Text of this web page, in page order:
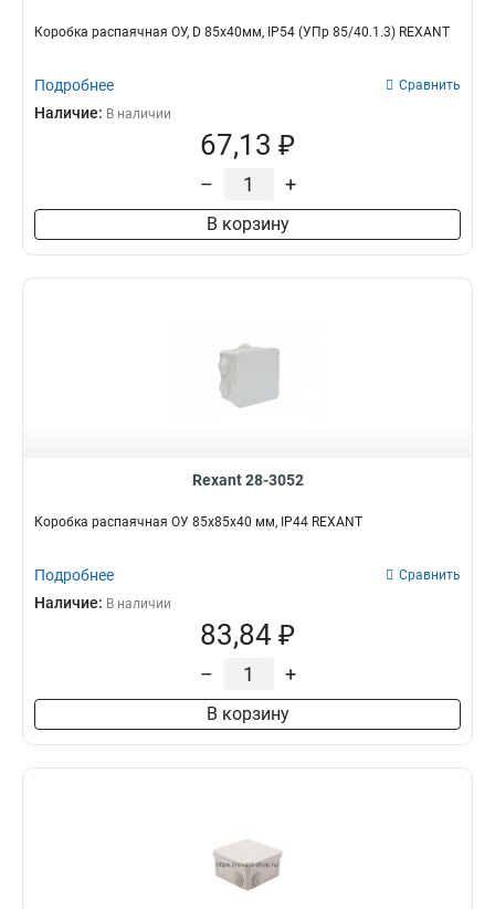
Коробка распаячная ОУ, D 85х40мм, IP54 (УПр 85/40.1.3) REXANT
Подробнее Сравнить
Наличие: В наличии
67,13 ₽
– +
В корзину
Rexant 28-3052
Коробка распаячная ОУ 85х85х40 мм, IP44 REXANT
Подробнее Сравнить
Наличие: В наличии
83,84 ₽
– +
В корзину